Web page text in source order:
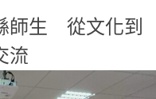
師生 從文化到
流